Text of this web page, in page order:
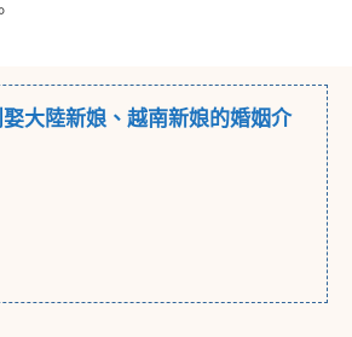
大陸新娘、越南新娘的婚姻介